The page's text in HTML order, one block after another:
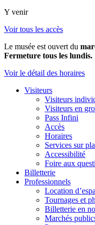
Y venir
Voir tous les accès
Le musée est ouvert du
Fermeture tous les lundis.
Voir le détail des horaires
Visiteurs
Visiteurs
Visiteurs en
Pass Infini
Accès
Horaires
Services sur
Accessibilité
Foire aux
Billetterie
Professionnels
Location
Tournages et
Billetterie en
Marchés